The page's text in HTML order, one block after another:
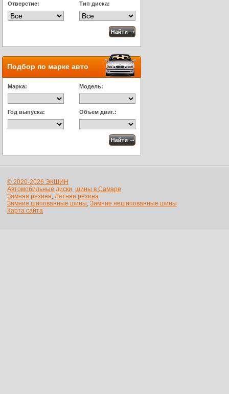
Отверстие: Тип диска:
Подбор по марке авто
Марка: Модель:
Год выпуска: Объем двиг.:
© 2020-2026 ЭКШИН
Автомобильные диски, шины в Самаре
Зимняя резина, Летняя резина
Зимние шипованные шины, Зимние нешипованные шины
Карта сайта